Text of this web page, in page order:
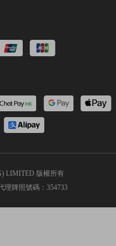
LIMITED 版權所有
理牌照號碼：354733